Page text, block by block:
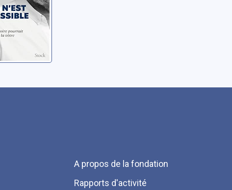
Menu
Pied
A propos de la fondation
Rapports d'activité